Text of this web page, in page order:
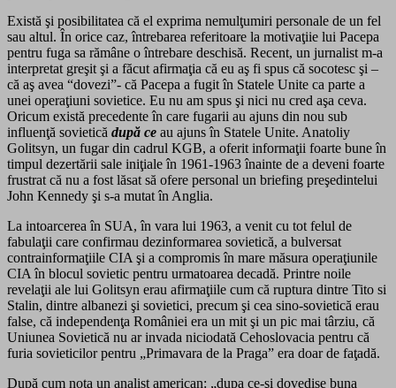
Există şi posibilitatea că el exprima nemulţumiri personale de un fel
sau altul. În orice caz, întrebarea referitoare la motivaţiie lui Pacepa
pentru fuga sa rămâne o întrebare deschisă. Recent, un jurnalist m-a
interpretat greşit şi a făcut afirmaţia că eu aş fi spus că socotesc şi –
că aş avea “dovezi”- că Pacepa a fugit în Statele Unite ca parte a
unei operaţiuni sovietice. Eu nu am spus şi nici nu cred aşa ceva.
Oricum există precedente în care fugarii au ajuns din nou sub
influenţă sovietică după ce au ajuns în Statele Unite. Anatoliy
Golitsyn, un fugar din cadrul KGB, a oferit informaţii foarte bune în
timpul dezertării sale iniţiale în 1961-1963 înainte de a deveni foarte
frustrat că nu a fost lăsat să ofere personal un briefing preşedintelui
John Kennedy şi s-a mutat în Anglia.
La intoarcerea în SUA, în vara lui 1963, a venit cu tot felul de
fabulaţii care confirmau dezinformarea sovietică, a bulversat
contrainformaţiile CIA şi a compromis în mare măsura operaţiunile
CIA în blocul sovietic pentru urmatoarea decadă. Printre noile
revelaţii ale lui Golitsyn erau afirmaţiile cum că ruptura dintre Tito si
Stalin, dintre albanezi şi sovietici, precum şi cea sino-sovietică erau
false, că independenţa României era un mit şi un pic mai târziu, că
Uniunea Sovietică nu ar invada niciodată Cehoslovacia pentru că
furia sovieticilor pentru „Primavara de la Praga” era doar de faţadă.
După cum nota un analist american: „dupa ce-şi dovedise buna